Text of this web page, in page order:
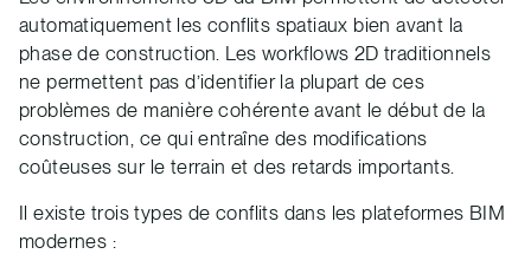
automatiquement les conflits spatiaux bien avant la
phase de construction. Les workflows 2D traditionnels
ne permettent pas d’identifier la plupart de ces
problèmes de manière cohérente avant le début de la
construction, ce qui entraîne des modifications
coûteuses sur le terrain et des retards importants.
Il existe trois types de conflits dans les plateformes BIM
modernes :